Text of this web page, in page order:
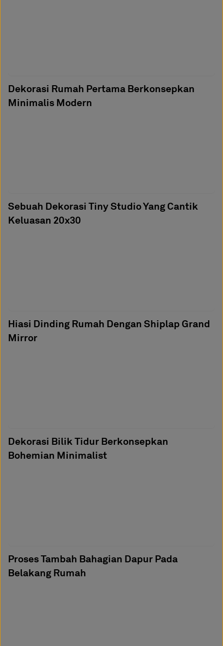
Dekorasi Rumah Pertama Berkonsepkan
Minimalis Modern
Sebuah Dekorasi Tiny Studio Yang Cantik
Keluasan 20x30
Hiasi Dinding Rumah Dengan Shiplap Grand
Mirror
Dekorasi Bilik Tidur Berkonsepkan
Bohemian Minimalist
Proses Tambah Bahagian Dapur Pada
Belakang Rumah